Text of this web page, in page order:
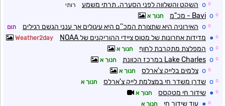
☼
o השקט והשלווה לפני הסערה. תרתי משמע רותי
☼
o Bavi - מכ"מ חנוך א
☼
o האירוניה היא שתצורת המכ''ם היא עיגולים אך ענני הגשם רגילים תום
☼
● מדידות אחרונות של מטוס ציידי ההוריקנים של NOAA Weather2day
☼
o המפלצת מתקרבת לחוף חנוך א
☼
o Lake Charles במרכז הכוונת חנוך א
☼
o צלמים בלייק צ'ארלס חנוך א
☼
o שדרן משדר חי במצלמת לייק צ'ארלס חנוך א
☼
● שידור חי מטקסס חנוך א
☼
● עוד שידור חי חנוך א